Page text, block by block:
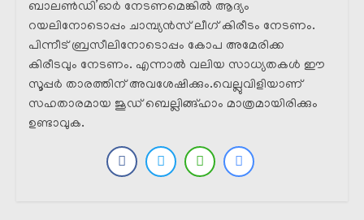
ബാലൺഡി’ഓർ നേടണമെങ്കിൽ ആദ്യം
റയലിനോടൊപ്പം ചാമ്പ്യൻസ് ലീഗ് കിരീടം നേടണം.
പിന്നീട് ബ്രസീലിനോടൊപ്പം കോപ അമേരിക്ക
കിരീടവും നേടണം. എന്നാൽ വലിയ സാധ്യതകൾ ഈ
സൂപ്പർ താരത്തിന് അവശേഷിക്കും.വെല്ലുവിളിയാണ്
സഹതാരമായ ജൂഡ് ബെല്ലിങ്ങ്ഹാം മാത്രമായിരിക്കും
ഉണ്ടാവുക.